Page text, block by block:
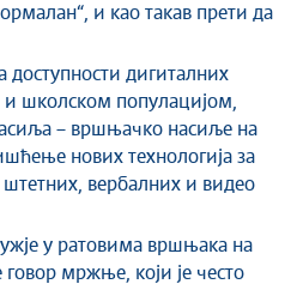
и као такав прети да
доступности дигиталних
школском популацијом,
– вршњачко насиље на
нових технологија за
вербалних и видео
у ратовима вршњака на
мржње, који је често